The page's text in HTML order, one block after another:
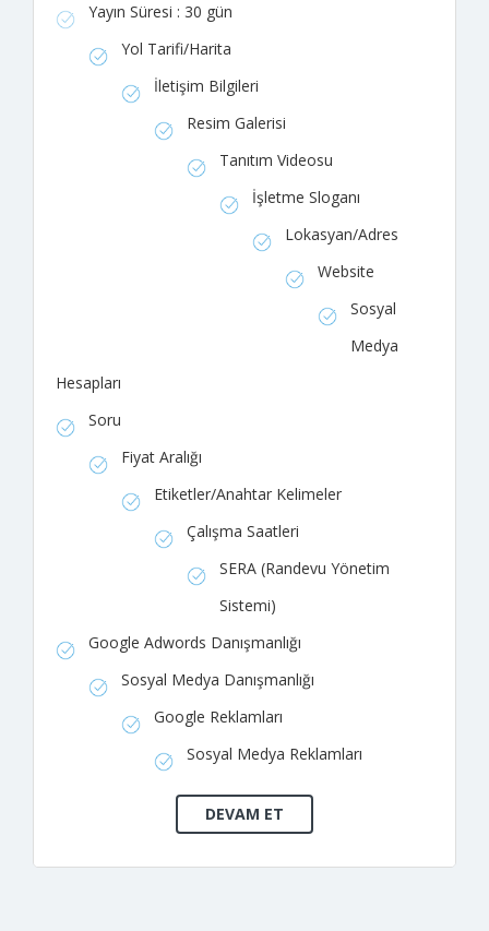
Yayın Süresi : 30 gün
Yol Tarifi/Harita
İletişim Bilgileri
Resim Galerisi
Tanıtım Videosu
İşletme Sloganı
Lokasyan/Adres
Website
Sosyal
Medya
Hesapları
Soru
Fiyat Aralığı
Etiketler/Anahtar Kelimeler
Çalışma Saatleri
SERA (Randevu Yönetim
Sistemi)
Google Adwords Danışmanlığı
Sosyal Medya Danışmanlığı
Google Reklamları
Sosyal Medya Reklamları